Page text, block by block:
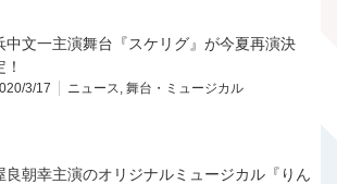
中文一主演舞台『スケリグ』が今夏再演決
！
3/17 ニュース, 舞台・ミュージカル
良朝幸主演のオリジナルミュージカル『りん